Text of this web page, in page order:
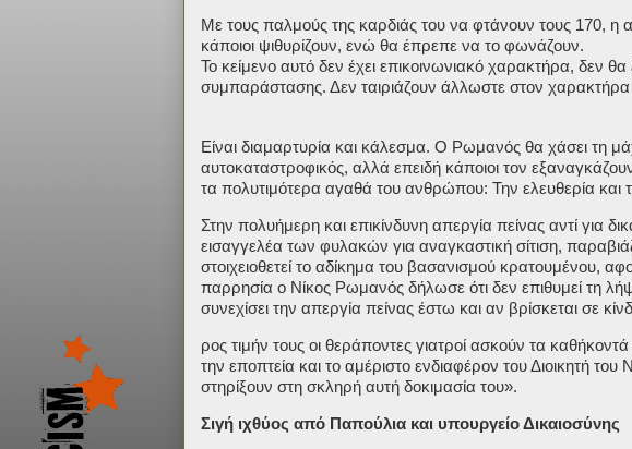
Με τους παλμούς της καρδιάς του να φτάνουν τους 170,
κάποιοι ψιθυρίζουν, ενώ θα έπρεπε να το φωνάζουν.
Το κείμενο αυτό δεν έχει επικοινωνιακό χαρακτήρα, δεν θα
συμπαράστασης. Δεν ταιριάζουν άλλωστε στον
Είναι διαμαρτυρία και κάλεσμα. Ο Ρωμανός θα χάσει τη
αυτοκαταστροφικός, αλλά επειδή κάποιοι τον
τα πολυτιμότερα αγαθά του ανθρώπου: Την ελευθερία και
Στην πολυήμερη και επικίνδυνη απεργία πείνας αντί για
εισαγγελέα των φυλακών για αναγκαστική σίτιση,
στοιχειοθετεί το αδίκημα του βασανισμού κρατουμένου,
παρρησία ο Νίκος Ρωμανός δήλωσε ότι δεν επιθυμεί τη
συνεχίσει την απεργία πείνας έστω και αν βρίσκεται σε
ρος τιμήν τους οι θεράποντες γιατροί ασκούν τα
την εποπτεία και το αμέριστο ενδιαφέρον του Διοικητή
στηρίξουν στη σκληρή αυτή δοκιμασία του».
Σιγή ιχθύος από Παπούλια και υπουργείο Δικαιοσύνης